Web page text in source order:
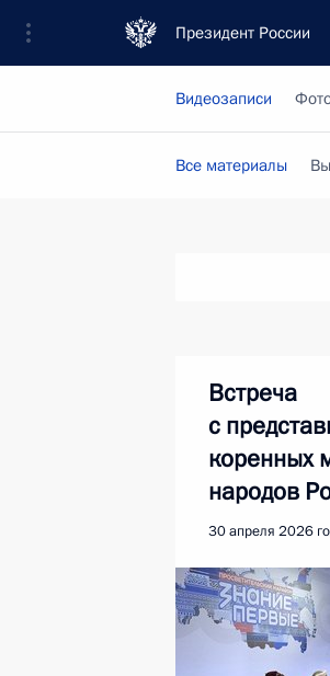
Президент России
Видеозаписи
Все материалы
Встреча
с
коренных
народов
30 апреля 2026